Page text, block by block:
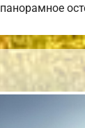
панорамное